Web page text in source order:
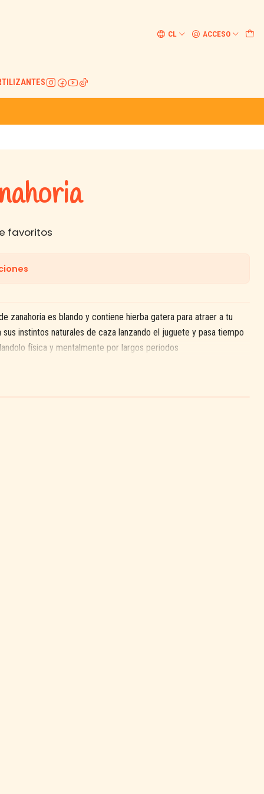
CL ACCESO
favoritos
zanahoria es blando y contiene hierba gatera para atraer a tu
instintos naturales de caza lanzando el juguete y pasa tiempo
física y mentalmente por largos periodos